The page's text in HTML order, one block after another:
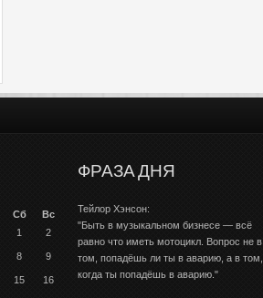
Сб
Вс
1
2
8 9
15 16
ФРАЗА ДНЯ
Тейлор Хэнсон:
"Быть в музыкальном бизнесе — всё
равно что иметь мотоцикл. Вопрос не в
том, попадёшь ли ты в аварию, а в том,
когда ты попадёшь в аварию."